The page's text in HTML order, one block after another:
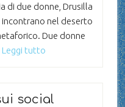
di due donne, Drusilla
incontrano nel deserto
Due donne
Leggi tutto
social